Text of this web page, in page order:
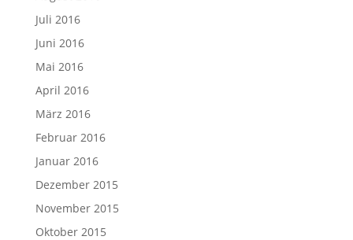
Juli 2016
Juni 2016
Mai 2016
April 2016
März 2016
Februar 2016
Januar 2016
Dezember 2015
November 2015
Oktober 2015